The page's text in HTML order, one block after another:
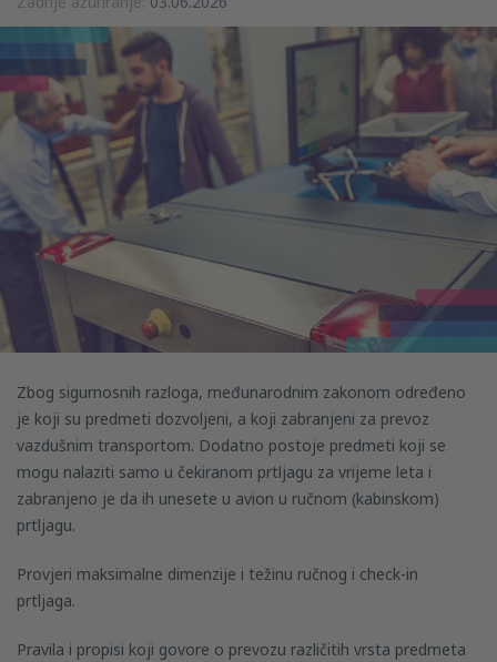
Zbog sigurnosnih razloga, međunarodnim zakonom određeno
je koji su predmeti dozvoljeni, a koji zabranjeni za prevoz
vazdušnim transportom. Dodatno postoje predmeti koji se
mogu nalaziti samo u čekiranom prtljagu za vrijeme leta i
zabranjeno je da ih unesete u avion u ručnom (kabinskom)
prtljagu.
Provjeri maksimalne dimenzije i težinu ručnog i check-in
prtljaga.
Pravila i propisi koji govore o prevozu različitih vrsta predmeta